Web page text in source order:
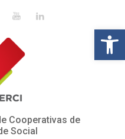
Cooperativas de
Social